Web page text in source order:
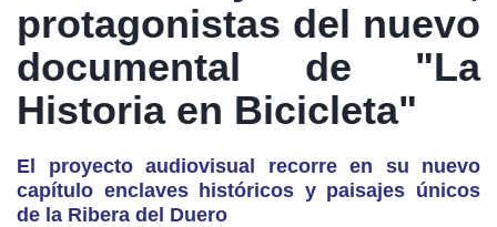
protagonistas del nuevo
documental de "La
Historia en Bicicleta"
El proyecto audiovisual recorre en su nuevo
capítulo enclaves históricos y paisajes únicos
de la Ribera del Duero